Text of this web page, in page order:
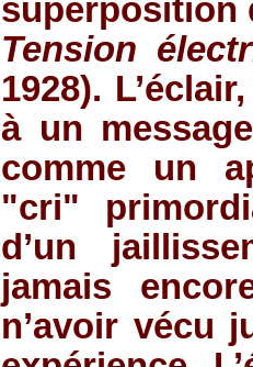
superposition
Tension
1928).
à un
comme un
"cri"
d’un
jamais
n’avoir vécu